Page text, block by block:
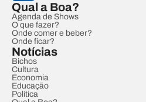
Qual a Boa?
Agenda de Shows
O que fazer?
Onde comer e beber?
Onde ficar?
Notícias
Bichos
Cultura
Economia
Educação
Política